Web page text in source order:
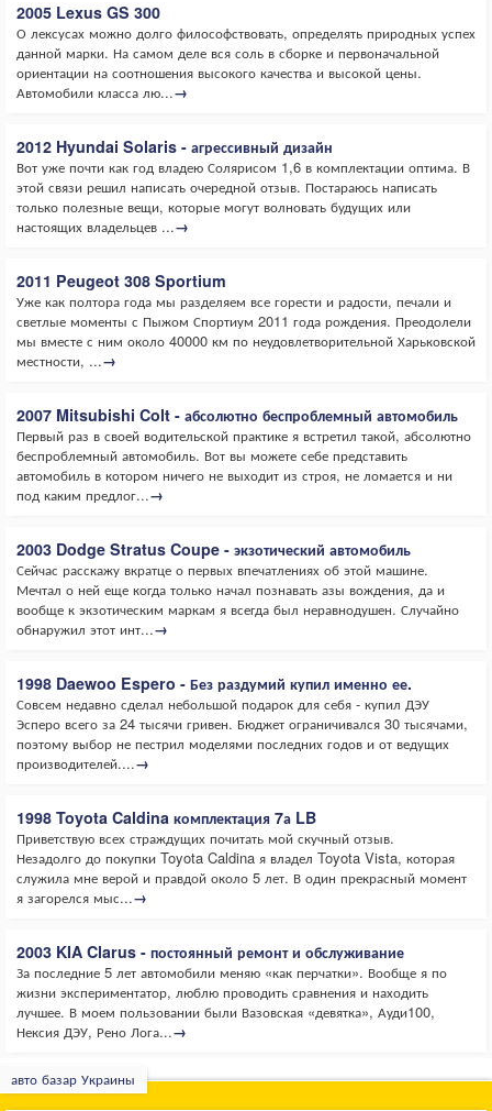
2005 Lexus GS 300
О лексусах можно долго философствовать, определять природных успех
данной марки. На самом деле вся соль в сборке и первоначальной
ориентации на соотношения высокого качества и высокой цены.
Автомобили класса лю...→
2012 Hyundai Solaris - агрессивный дизайн
Вот уже почти как год владею Солярисом 1,6 в комплектации оптима. В
этой связи решил написать очередной отзыв. Постараюсь написать
только полезные вещи, которые могут волновать будущих или
настоящих владельцев ...→
2011 Peugeot 308 Sportium
Уже как полтора года мы разделяем все горести и радости, печали и
светлые моменты с Пыжом Спортиум 2011 года рождения. Преодолели
мы вместе с ним около 40000 км по неудовлетворительной Харьковской
местности, ...→
2007 Mitsubishi Colt - абсолютно беспроблемный автомобиль
Первый раз в своей водительской практике я встретил такой, абсолютно
беспроблемный автомобиль. Вот вы можете себе представить
автомобиль в котором ничего не выходит из строя, не ломается и ни
под каким предлог...→
2003 Dodge Stratus Coupe - экзотический автомобиль
Сейчас расскажу вкратце о первых впечатлениях об этой машине.
Мечтал о ней еще когда только начал познавать азы вождения, да и
вообще к экзотическим маркам я всегда был неравнодушен. Случайно
обнаружил этот инт...→
1998 Daewoo Espero - Без раздумий купил именно ее.
Совсем недавно сделал небольшой подарок для себя - купил ДЭУ
Эсперо всего за 24 тысячи гривен. Бюджет ограничивался 30 тысячами,
поэтому выбор не пестрил моделями последних годов и от ведущих
производителей....→
1998 Toyota Caldina комплектация 7а LB
Приветствую всех страждущих почитать мой скучный отзыв.
Незадолго до покупки Toyota Caldina я владел Toyota Vista, которая
служила мне верой и правдой около 5 лет. В один прекрасный момент
я загорелся мыс...→
2003 KIA Clarus - постоянный ремонт и обслуживание
За последние 5 лет автомобили меняю «как перчатки». Вообще я по
жизни экспериментатор, люблю проводить сравнения и находить
лучшее. В моем пользовании были Вазовская «девятка», Ауди100,
Нексия ДЭУ, Рено Лога...→
авто базар Украины